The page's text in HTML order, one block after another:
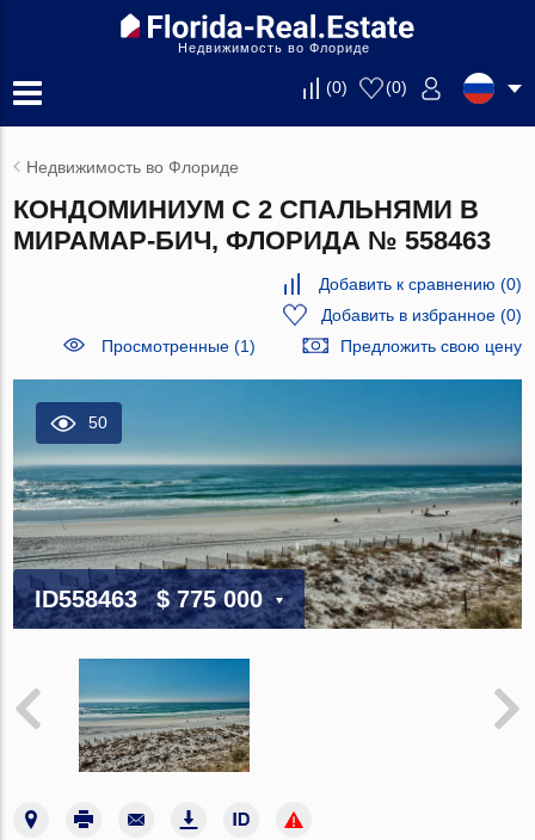
Недвижимость во Флориде
(0) (0)
Недвижимость во Флориде
КОНДОМИНИУМ С 2 СПАЛЬНЯМИ В
МИРАМАР-БИЧ, ФЛОРИДА № 558463
Добавить к сравнению (0)
Добавить в избранное(0)
Просмотренные (1)
Предложить свою цену
50
ID558463 $ 775 000